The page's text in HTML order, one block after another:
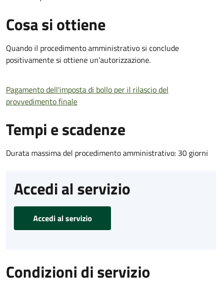
Cosa si ottiene
Quando il procedimento amministrativo si conclude
positivamente si ottiene un'autorizzazione.
Pagamento dell'imposta di bollo per il rilascio del
provvedimento finale
Tempi e scadenze
Durata massima del procedimento amministrativo: 30 giorni
Accedi al servizio
Accedi al servizio
Condizioni di servizio